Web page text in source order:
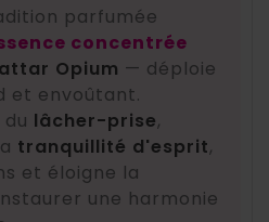
parfumée
concentrée
attar Opium — déploie
et envoûtant.
lâcher-prise,
tranquillité d'esprit,
et éloigne la
une harmonie